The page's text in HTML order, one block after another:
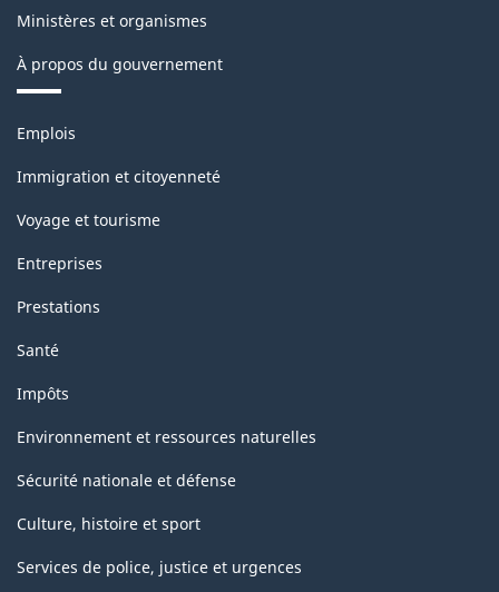
Ministères et organismes
À propos du gouvernement
Thèmes
sujets
Emplois
Immigration et citoyenneté
Voyage et tourisme
Entreprises
Prestations
Santé
Impôts
Environnement et ressources naturelles
Sécurité nationale et défense
Culture, histoire et sport
Services de police, justice et urgences